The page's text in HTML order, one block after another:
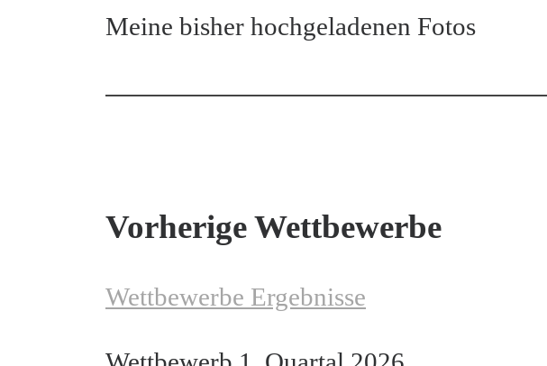
Meine bisher hochgeladenen Fotos
Vorherige Wettbewerbe
Wettbewerbe Ergebnisse